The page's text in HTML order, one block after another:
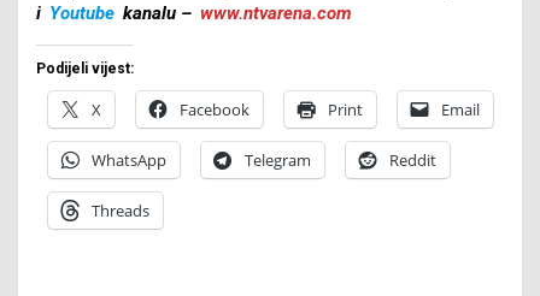
i Youtube kanalu – www.ntvarena.com
Podijeli vijest:
X Facebook Print Email
WhatsApp Telegram Reddit
Threads